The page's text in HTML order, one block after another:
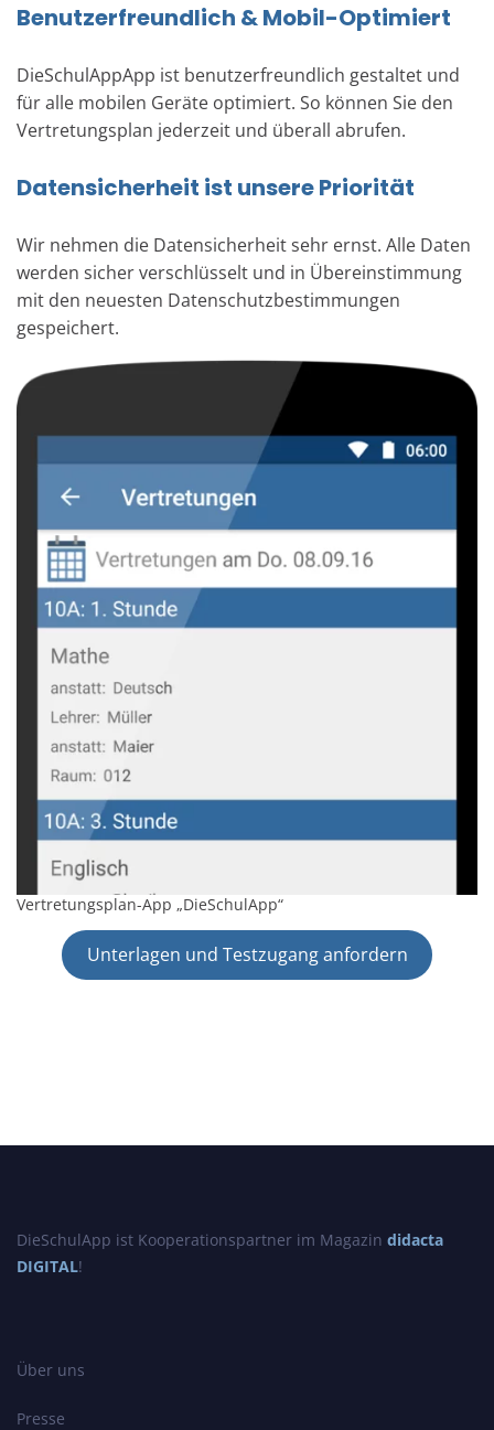
Benutzerfreundlich & Mobil-Optimiert
DieSchulAppApp ist benutzerfreundlich gestaltet und
für alle mobilen Geräte optimiert. So können Sie den
Vertretungsplan jederzeit und überall abrufen.
Datensicherheit ist unsere Priorität
Wir nehmen die Datensicherheit sehr ernst. Alle Daten
werden sicher verschlüsselt und in Übereinstimmung
mit den neuesten Datenschutzbestimmungen
gespeichert.
Vertretungsplan-App „DieSchulApp“
Unterlagen und Testzugang anfordern
DieSchulApp ist Kooperationspartner im Magazin didacta
DIGITAL!
Über uns
Presse